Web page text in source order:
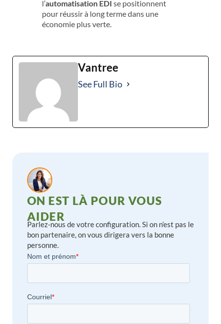
l’automatisation EDI se positionnent
pour réussir à long terme dans une
économie plus verte.
Vantree
See Full Bio
ON EST LÀ POUR VOUS
AIDER
Parlez-nous de votre configuration. Si on n’est pas le
bon partenaire, on vous dirigera vers la bonne
personne.